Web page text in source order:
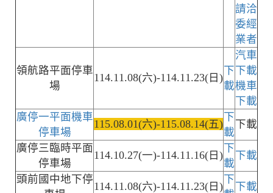
請洽
委經
業者
領航路平面停車
場
114.11.08(六)-114.11.23(日)
下
載
汽車
下載
機車
下載
廣停一平面機車
停車場
115.08.01(六)-115.08.14(五)
下
載
下載
廣停三臨時平面
停車場
114.10.27(一)-114.11.16(日)
下
載
下載
頭前國中地下停
114.11.08(六)-114.11.23(日)
下
下載